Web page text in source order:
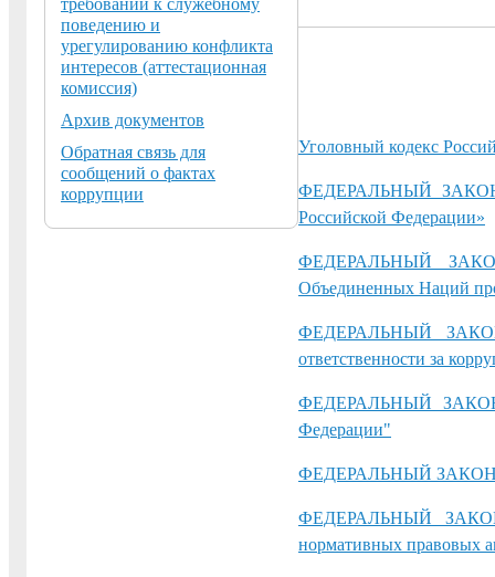
поведению и
урегулированию конфликта
интересов (аттестационная
комиссия)
Архив документов
Обратная связь для
сообщений о фактах
коррупции
Уголовный кодекс
ФЕДЕРАЛЬНЫЙ ЗАКОН
Российской Федерации»
ФЕДЕРАЛЬНЫЙ
Объединенных Наций
ФЕДЕРАЛЬНЫЙ ЗАКОН
ответственности за
ФЕДЕРАЛЬНЫЙ ЗАКОН
Федерации"
ФЕДЕРАЛЬНЫЙ ЗАКОН от
ФЕДЕРАЛЬНЫЙ ЗАКОН
нормативных правовых